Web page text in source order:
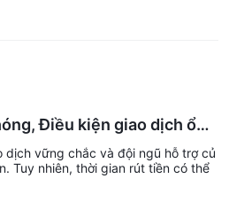
Điều kiện giao dịch ổn
Một đánh giá
dịch vững chắc và đội ngũ hỗ trợ củ
Tuy nhiên, thời gian rút tiền có thể